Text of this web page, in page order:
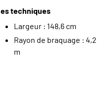
techniques
Largeur : 148,6 cm
Rayon de braquage : 4,2
m